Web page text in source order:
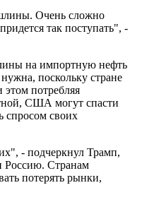
Очень сложно
так поступать", -
на импортную нефть
поскольку стране
потребляя
США могут спасти
спросом своих
- подчеркнул Трамп,
Россию. Странам
потерять рынки,